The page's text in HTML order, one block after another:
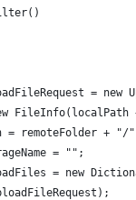
= new
FileInfo(localPath
remoteFolder + "/
= "";
= new